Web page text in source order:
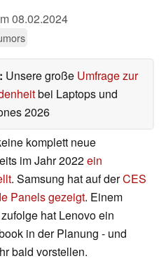
08.02.2024
Unsere große Umfrage zur
bei Laptops und
2026
komplett neue
im Jahr 2022ein
. Samsung hat auf derCES
Panels gezeigt. Einem
hat Lenovo ein
in der Planung - und
bald vorstellen.